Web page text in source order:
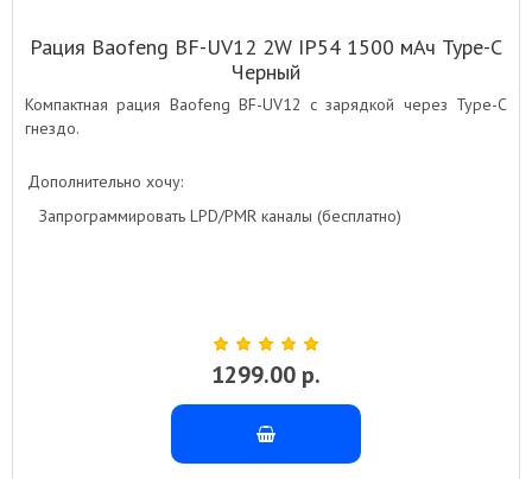
Рация Baofeng BF-UV12 2W IP54 1500 мАч Type-C
Черный
Компактная рация Baofeng BF-UV12 с зарядкой через Type-C
гнездо.
Дополнительно хочу:
Запрограммировать LPD/PMR каналы (бесплатно)
1299.00 р.